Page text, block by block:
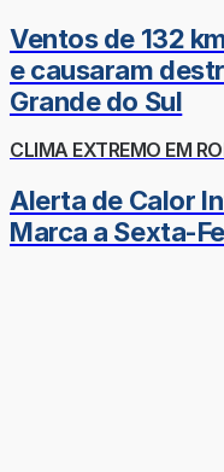
Ventos de 132
e causaram
Grande do Sul
CLIMA EXTREMO EM
Alerta de Calor
Marca a Sexta-